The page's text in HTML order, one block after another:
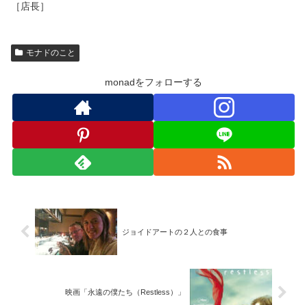
［店長］
モナドのこと
monadをフォローする
ジョイドアートの２人との食事
映画「永遠の僕たち（Restless）」